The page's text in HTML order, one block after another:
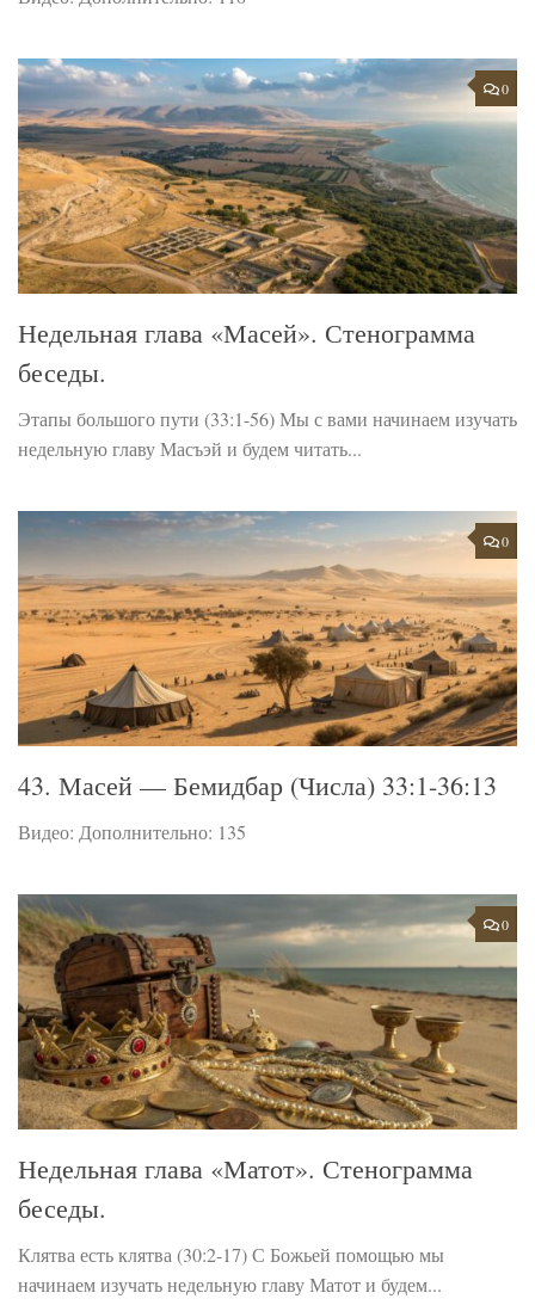
0
Недельная глава «Масей». Стенограмма
беседы.
Этапы большого пути (33:1-56) Мы с вами начинаем изучать
недельную главу Масъэй и будем читать...
0
43. Масей — Бемидбар (Числа) 33:1-36:13
Видео: Дополнительно: 135
0
Недельная глава «Матот». Стенограмма
беседы.
Клятва есть клятва (30:2-17) С Божьей помощью мы
начинаем изучать недельную главу Матот и будем...